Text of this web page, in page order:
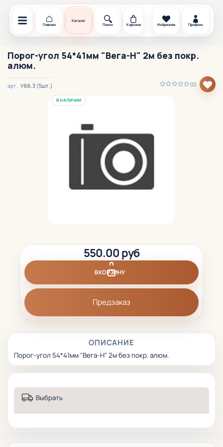
Главная
Каталог
Поиск
Корзина Избранное Профиль
Порог-угол 54*41мм "Вега-Н" 2м без покр.
алюм.
(0)
арт. У66.3 (5шт.)
В НАЛИЧИИ
ОПИСАНИЕ
Порог-угол 54*41мм "Вега-Н" 2м без покр. алюм.
550.00 руб
В КОРЗИНУ
Предзаказ
Выбрать